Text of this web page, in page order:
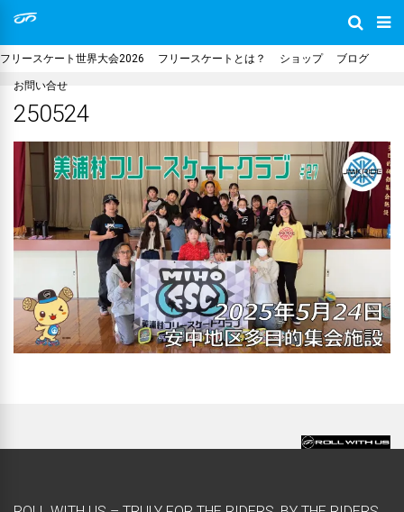
フリースケート世界大会2026 フリースケートとは？ ショップ ブログ
お問い合せ
250524